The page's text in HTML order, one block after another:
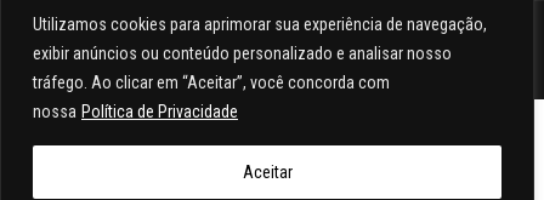
Utilizamos cookies para aprimorar sua experiência de navegação,
exibir anúncios ou conteúdo personalizado e analisar nosso
tráfego. Ao clicar em “Aceitar”, você concorda com
nossa Política de Privacidade
Aceitar
><(((º> 17